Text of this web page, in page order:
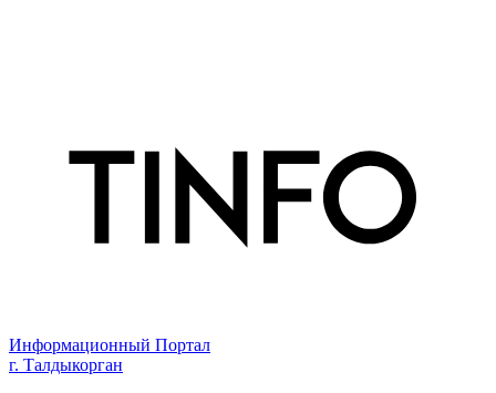
Информационный Портал
г. Талдыкорган